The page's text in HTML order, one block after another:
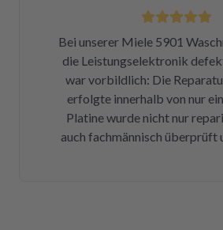
nicht erst wissen, was der
Zukunft nicht wieder
zurückgreifen müssen. Aber
dass es diese Möglichkeit
definitiv weiter
Bei unserer Miele 5901
die Leistungselektronik
war vorbildlich: Die
erfolgte innerhalb von nur
Platine wurde nicht nur
auch fachmännisch überprüft